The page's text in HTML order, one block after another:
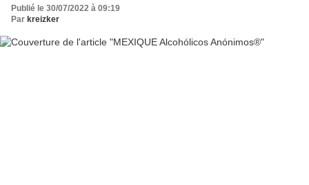
Publié le 30/07/2022 à 09:19
Par kreizker